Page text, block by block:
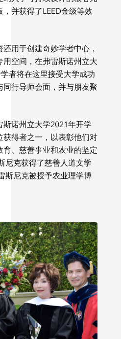
并获得了LEED金级等效
用于创建奇妙学者中心，
空间，在弗雷斯诺州立大
者将在这里接受大学成功
行导师会面，并与朋友聚
诺州立大学2021年开学
获得者之一，以表彰他们对
育、慈善事业和农业的坚定
尼克获得了慈善人道文学
斯尼克被授予农业理学博